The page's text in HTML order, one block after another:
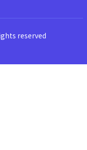
reserved